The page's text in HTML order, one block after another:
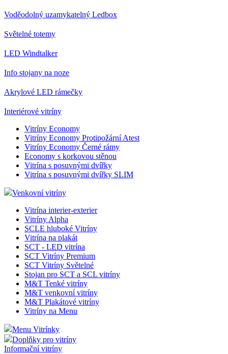
Voděodolný uzamykatelný Ledbox
Světelné totemy
LED Windtalker
Info stojany na noze
Akrylové LED rámečky
Interiérové vitríny
Vitríny Economy
Vitríny Economy Protipožární Atest
Vitríny Economy Černé rámy
Economy s korkovou stěnou
Vitrína s posuvnými dvířky
Vitrína s posuvnými dvířky SLIM
Venkovní vitríny
Vitrína interier-exterier
Vitríny Alpha
SCLE hluboké Vitríny
Vitrína na plakát
SCT - LED vitrína
SCT Vitríny Premium
SCT Vitríny Světelné
Stojan pro SCT a SCL vitríny
M&T Tenké vitríny
M&T venkovní vitríny
M&T Plakátové vitríny
Vitríny na Menu
Menu Vitrínky
Doplňky pro vitríny
Informační vitríny